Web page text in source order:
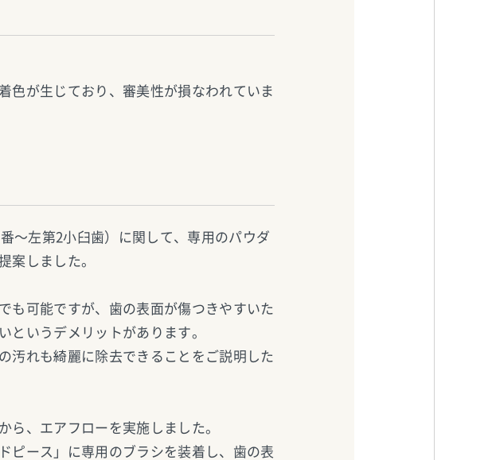
色が生じており、審美性が損なわれていま
〜左第2小臼歯）に関して、専用のパウダ
案しました。
も可能ですが、歯の表面が傷つきやすいた
というデメリットがあります。
汚れも綺麗に除去できることをご説明した
ら、エアフローを実施しました。
ピース」に専用のブラシを装着し、歯の表